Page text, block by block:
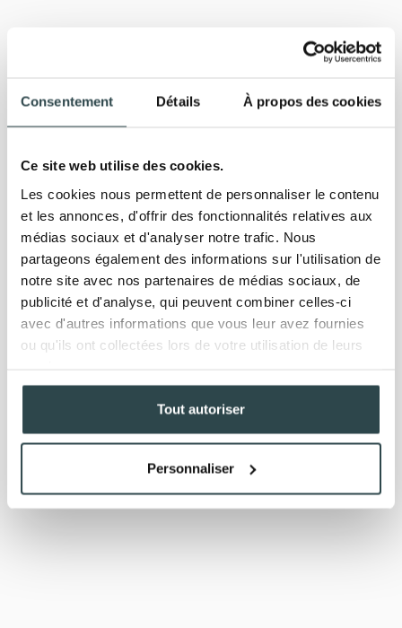
Consentement Détails À propos des cookies
Ce site web utilise des cookies.
Les cookies nous permettent de personnaliser le contenu
et les annonces, d'offrir des fonctionnalités relatives aux
médias sociaux et d'analyser notre trafic. Nous
partageons également des informations sur l'utilisation de
notre site avec nos partenaires de médias sociaux, de
publicité et d'analyse, qui peuvent combiner celles-ci
avec d'autres informations que vous leur avez fournies
ou qu'ils ont collectées lors de votre utilisation de leurs
Tout autoriser
Personnaliser